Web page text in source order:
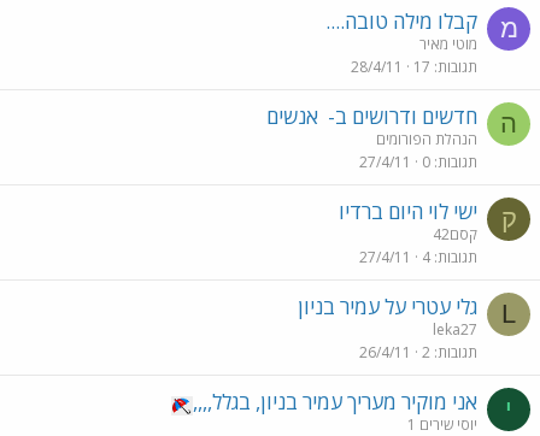
מ קבלו מילה טובה....
מוטי מאיר
תגובות 17
28/4/11
ה חדשים ודרושים ב- אנשים
הנהלת הפורומים
תגובות 0
27/4/11
ק ישי לוי היום ברדיו
קסם42
תגובות 4
27/4/11
L גלי עטרי על עמיר בניון
leka27
תגובות 2
26/4/11
י אני מוקיר מעריך עמיר בניון, בגלל,,,,
יוסי שירים 1